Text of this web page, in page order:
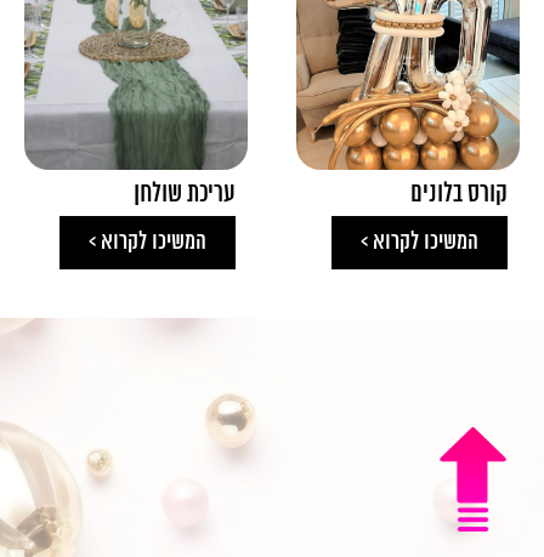
קורס בלונים
המשיכו לקרוא >
עריכת שולחן
המשיכו לקרוא >